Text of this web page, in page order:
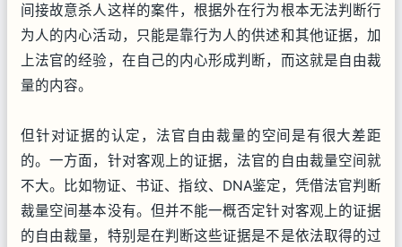
间接故意杀人这样的案件，根据外在行为根本无法判断行
为人的内心活动，只能是靠行为人的供述和其他证据，加
上法官的经验，在自己的内心形成判断，而这就是自由裁
量的内容。
但针对证据的认定，法官自由裁量的空间是有很大差距
的。一方面，针对客观上的证据，法官的自由裁量空间就
不大。比如物证、书证、指纹、DNA鉴定，凭借法官判断
裁量空间基本没有。但并不能一概否定针对客观上的证据
的自由裁量，特别是在判断这些证据是不是依法取得的过